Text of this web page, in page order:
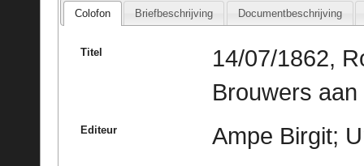
Colofon Briefbeschrijving Documentbeschrijving
Titel
14/07/1862,
Brouwers
Editeur Ampe Birgit;